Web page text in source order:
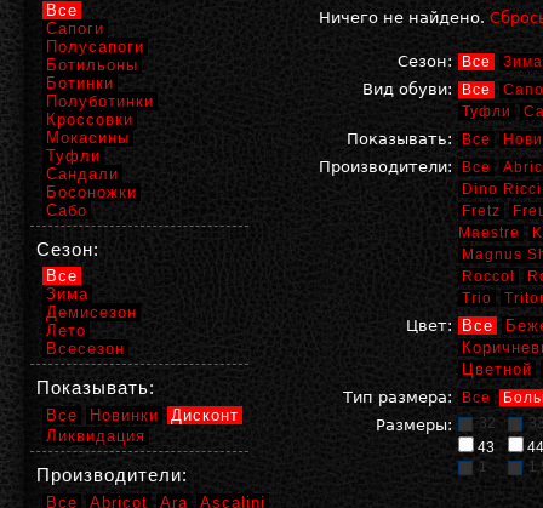
Ничего не найдено.
Сезон: Все Зима
Вид обуви: Все
Туфли
Показывать: Все
Производители: Все
Dino Ricci
Fretz
Maestre
Magnus
Roccol
Trio
Цвет: Все
Цветной
Тип размера:
Все
Размеры: 32
43
44
1
Все
Сапоги
Полусапоги
Ботильоны
Ботинки
Полуботинки
Кроссовки
Мокасины
Туфли
Сандали
Босоножки
Сабо
Сезон:
Все
Зима
Демисезон
Лето
Всесезон
Показывать:
Все Новинки
Дисконт
Ликвидация
Производители:
Все Abricot Ara
Ascalini